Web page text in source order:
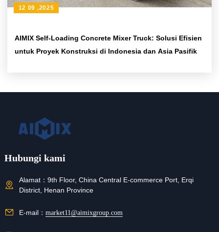
AIMIX Self-Loading Concrete Mixer Truck: Solusi Efisien
untuk Proyek Konstruksi di Indonesia dan Asia Pasifik
12 09 ,2025
Hubungi kami
Alamat： 9th Floor, China Central E-commerce Port, Erqi
District, Henan Province
E-mail： market11@aimixgroup.com